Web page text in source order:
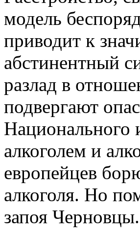
модель
приводит к
абстинентный
разлад в
подвергают
Национального
алкоголем и
европейцев
алкоголя. Но
запоя Черновцы.